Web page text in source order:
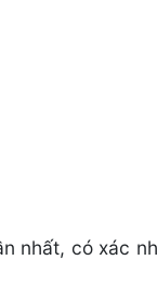
nhất, có xác